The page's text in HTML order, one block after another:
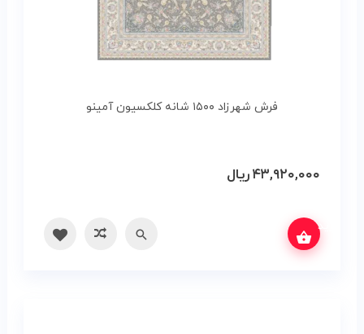
فرش شهرزاد ۱۵۰۰ شانه کلکسیون آمینو
۴۳,۹۲۰,۰۰۰ریال
مقایسه بگیرید